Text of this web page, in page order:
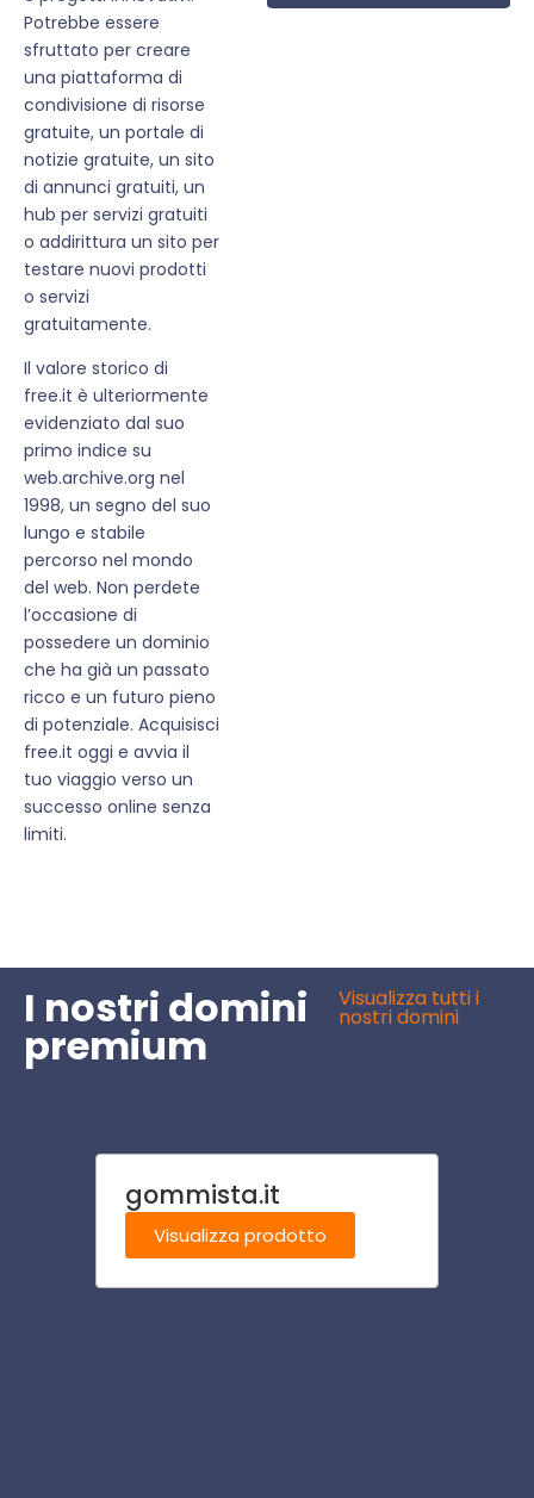
Potrebbe essere
sfruttato per creare
una piattaforma di
condivisione di risorse
gratuite, un portale di
notizie gratuite, un sito
di annunci gratuiti, un
hub per servizi gratuiti
o addirittura un sito per
testare nuovi prodotti
o servizi
gratuitamente.
Il valore storico di
free.it è ulteriormente
evidenziato dal suo
primo indice su
web.archive.org nel
1998, un segno del suo
lungo e stabile
percorso nel mondo
del web. Non perdete
l’occasione di
possedere un dominio
che ha già un passato
ricco e un futuro pieno
di potenziale. Acquisisci
free.it oggi e avvia il
tuo viaggio verso un
successo online senza
limiti.
I nostri domini
premium
Visualizza tutti i
nostri domini
gommista.it
Visualizza prodotto